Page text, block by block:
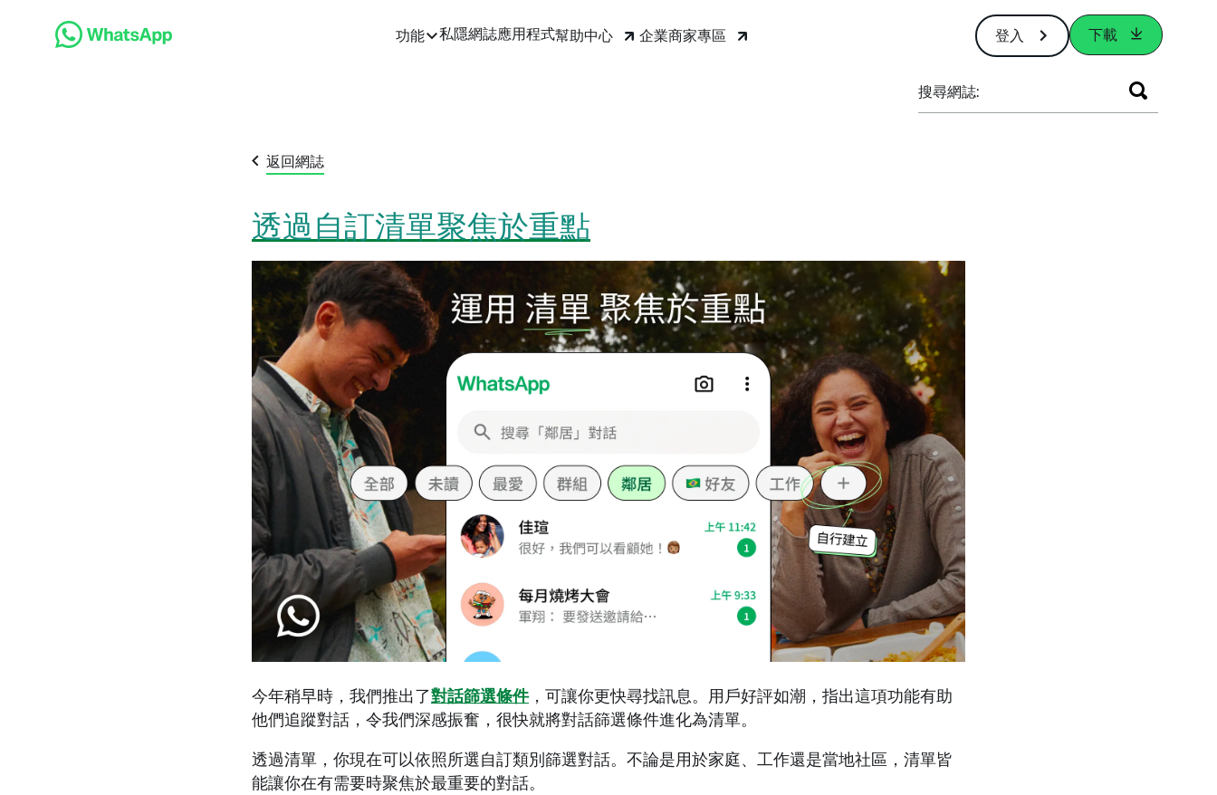
功能 私隱網誌應用程式幫助中心 企業商家專區 登入 下載
搜尋網誌:
返回網誌
透過自訂清單聚焦於重點
今年稍早時，我們推出了對話篩選條件，可讓你更快尋找訊息。用戶好評如潮，指出這項功能有助
他們追蹤對話，令我們深感振奮，很快就將對話篩選條件進化為清單。
透過清單，你現在可以依照所選自訂類別篩選對話。不論是用於家庭、工作還是當地社區，清單皆
能讓你在有需要時聚焦於最重要的對話。